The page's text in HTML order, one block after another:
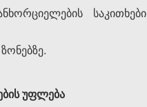
საკითხები
უფლება